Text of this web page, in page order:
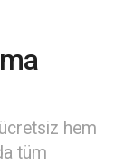
hem
tüm